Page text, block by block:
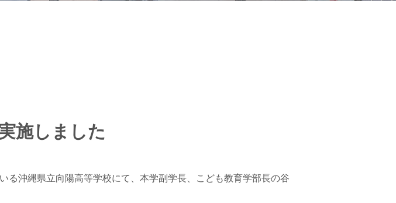
施しました
沖縄県立向陽高等学校にて、本学副学長、こども教育学部長の谷